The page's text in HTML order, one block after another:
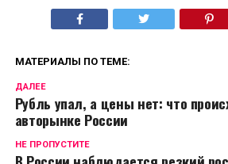
МАТЕРИАЛЫ ПО ТЕМЕ:
ДАЛЕЕ
Рубль упал, а цены нет: что
авторынке России
НЕ ПРОПУСТИТЕ